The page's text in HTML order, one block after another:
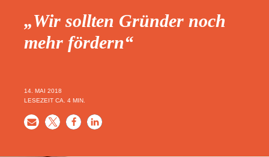
„Wir sollten Gründer noch
mehr fördern“
14. MAI 2018
LESEZEIT CA. 4 MIN.